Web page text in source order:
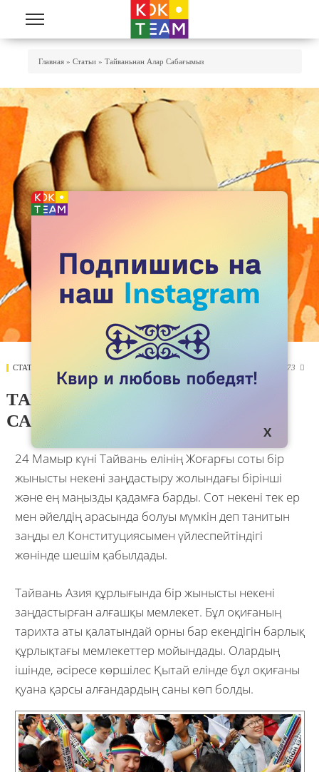
Перейти к основному содержанию
Главная » Статьи » Тайваньнан Алар Сабағымыз
СТАТЬИ 5773 
ТАЙВАНЬНАН АЛАР
САБАҒЫМЫЗ
24 Мамыр күні Тайвань елінің Жоғарғы соты бір
жынысты некені заңдастыру жолындағы бірінші
және ең маңызды қадамға барды. Сот некені тек ер
мен әйелдің арасында болуы мүмкін деп танитын
заңды ел Конституциясымен үйлеспейтіндігі
жөнінде шешім қабылдады.
Тайвань Азия құрлығында бір жынысты некені
заңдастырған алғашқы мемлекет. Бұл оқиғаның
тарихта аты қалатындай орны бар екендігін барлық
құрлықтағы мемлекеттер мойындады. Олардың
ішінде, әсіресе көршілес Қытай елінде бұл оқиғаны
қуана қарсы алғандардың саны көп болды.